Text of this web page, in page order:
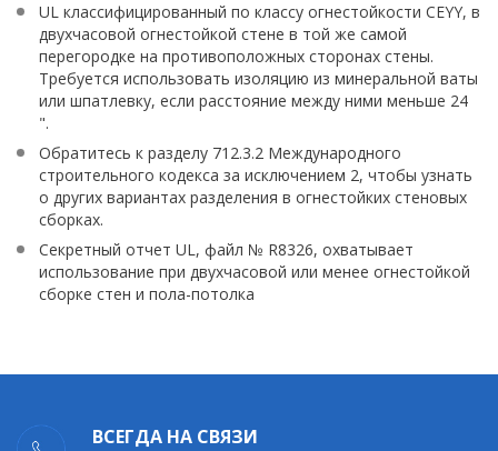
UL классифицированный по классу огнестойкости CEYY, в
двухчасовой огнестойкой стене в той же самой
перегородке на противоположных сторонах стены.
Требуется использовать изоляцию из минеральной ваты
или шпатлевку, если расстояние между ними меньше 24
".
Обратитесь к разделу 712.3.2 Международного
строительного кодекса за исключением 2, чтобы узнать
о других вариантах разделения в огнестойких стеновых
сборках.
Секретный отчет UL, файл № R8326, охватывает
использование при двухчасовой или менее огнестойкой
сборке стен и пола-потолка
ВСЕГДА НА СВЯЗИ